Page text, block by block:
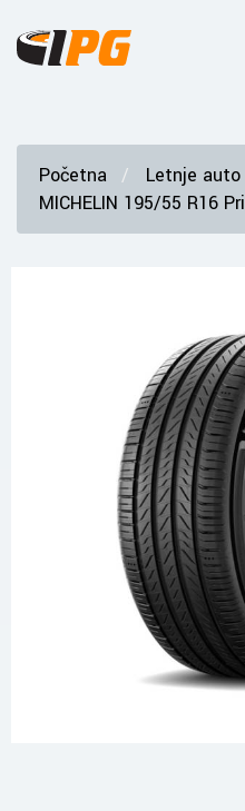
Početna Letnje auto
MICHELIN 195/55 R16